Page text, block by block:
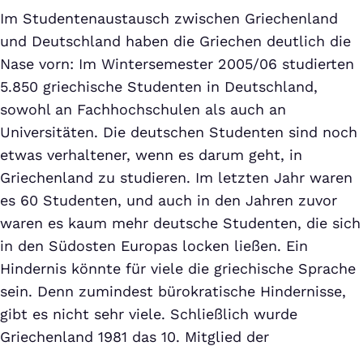
Im Studentenaustausch zwischen Griechenland
und Deutschland haben die Griechen deutlich die
Nase vorn: Im Wintersemester 2005/06 studierten
5.850 griechische Studenten in Deutschland,
sowohl an Fachhochschulen als auch an
Universitäten. Die deutschen Studenten sind noch
etwas verhaltener, wenn es darum geht, in
Griechenland zu studieren. Im letzten Jahr waren
es 60 Studenten, und auch in den Jahren zuvor
waren es kaum mehr deutsche Studenten, die sich
in den Südosten Europas locken ließen. Ein
Hindernis könnte für viele die griechische Sprache
sein. Denn zumindest bürokratische Hindernisse,
gibt es nicht sehr viele. Schließlich wurde
Griechenland 1981 das 10. Mitglied der